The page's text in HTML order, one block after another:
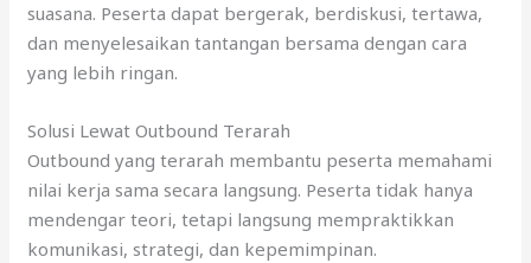
suasana. Peserta dapat bergerak, berdiskusi, tertawa,
dan menyelesaikan tantangan bersama dengan cara
yang lebih ringan.
Solusi Lewat Outbound Terarah
Outbound yang terarah membantu peserta memahami
nilai kerja sama secara langsung. Peserta tidak hanya
mendengar teori, tetapi langsung mempraktikkan
komunikasi, strategi, dan kepemimpinan.